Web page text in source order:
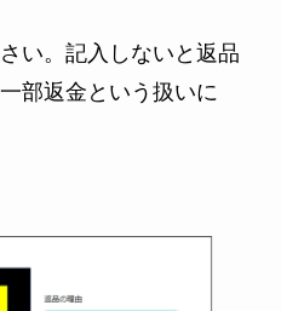
い。記入しないと返品
部返金という扱いに